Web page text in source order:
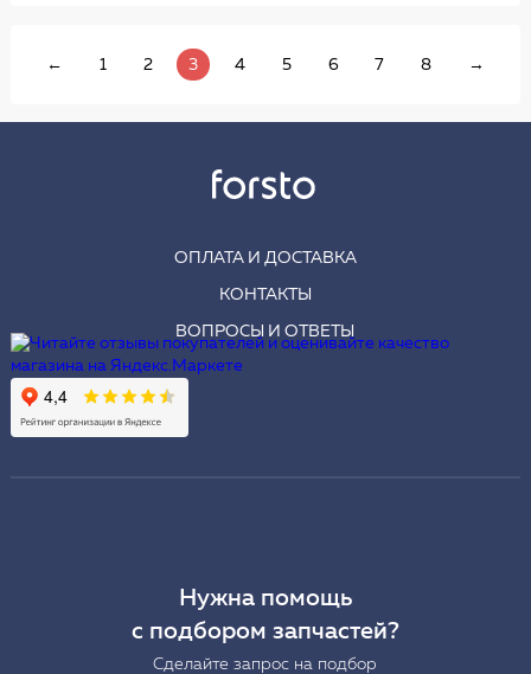
← 1 2 3 4 5 6 7 8 →
ОПЛАТА И ДОСТАВКА
КОНТАКТЫ
ВОПРОСЫ И ОТВЕТЫ
Нужна помощь
с подбором запчастей?
Сделайте запрос на подбор